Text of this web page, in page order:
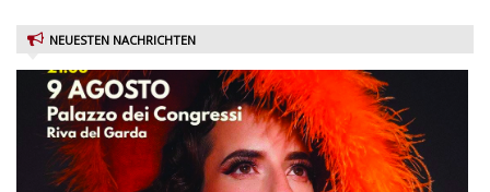
NEUESTEN NACHRICHTEN